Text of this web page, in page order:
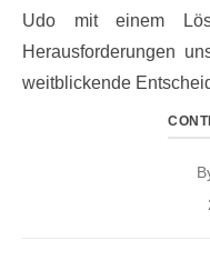
Udo mit einem
Herausforderungen
weitblickende